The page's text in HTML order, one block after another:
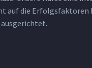
auf die Erfolgsfaktoren